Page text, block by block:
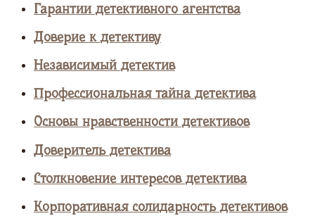
Гарантии детективного агентства
Доверие к детективу
Независимый детектив
Профессиональная тайна детектива
Основы нравственности детективов
Доверитель детектива
Столкновение интересов детектива
Корпоративная солидарность детективов